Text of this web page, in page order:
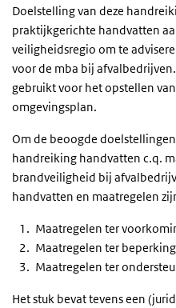
Doelstelling van deze
praktijkgerichte handvatten
veiligheidsregio om te
voor de mba bij
gebruikt voor het opstellen
omgevingsplan.
Om de beoogde
handreiking handvatten c.q.
brandveiligheid bij
handvatten en maatregelen
Maatregelen ter
Maatregelen ter
Maatregelen ter
Het stuk bevat tevens een